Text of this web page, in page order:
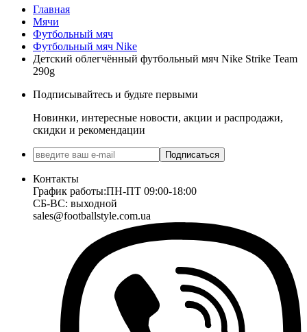
Главная
Мячи
Футбольный мяч
Футбольный мяч Nike
Детский облегчённый футбольный мяч Nike Strike Team
290g
Подписывайтесь и будьте первыми
Новинки, интересные новости, акции и распродажи,
скидки и рекомендации
Подписаться
Контакты
График работы:ПН-ПТ 09:00-18:00
СБ-ВС: выходной
sales@footballstyle.com.ua